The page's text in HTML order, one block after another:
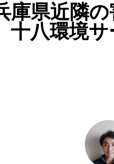
庫県近隣の
十八環境サ